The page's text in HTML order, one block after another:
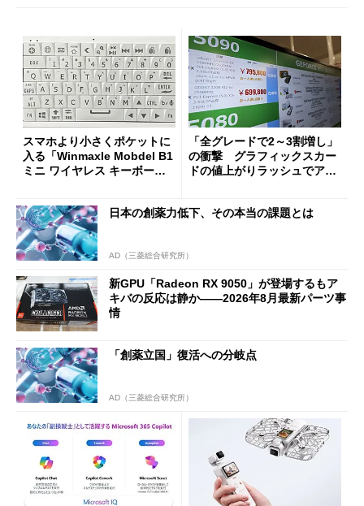
スマホより小さくポケットに
入る「Winmaxle Mobdel B1
ミニ ワイヤレス キーボー
「全グレードで2～3割増し」
の衝撃 グラフィックスカー
ドの値上がりラッシュでアキ
日本の創薬力低下、その本当の課題とは
AD（三菱総合研究所）
新GPU「Radeon RX 9050」が登場するもア
キバの反応は静か――2026年8月最新パーツ事
情
「創薬立国」復活への分岐点
AD（三菱総合研究所）